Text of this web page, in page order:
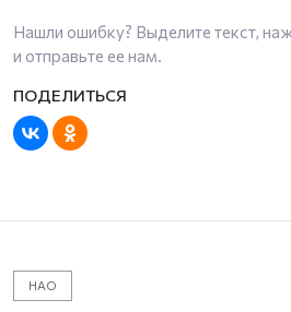
Нашли ошибку? Выделите текст,
и отправьте ее нам.
НАО